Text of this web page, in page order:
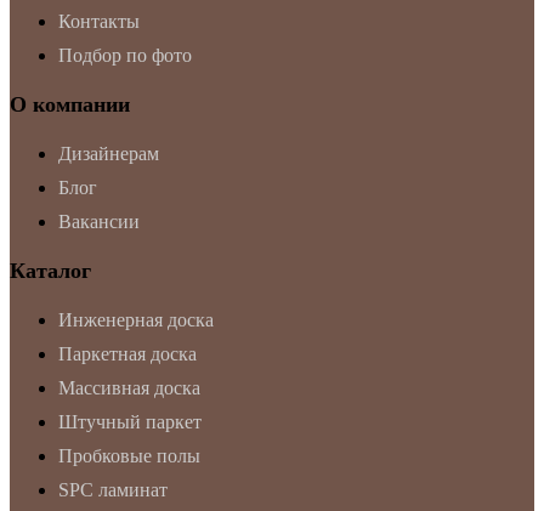
Контакты
Подбор по фото
О компании
Дизайнерам
Блог
Вакансии
Каталог
Инженерная доска
Паркетная доска
Массивная доска
Штучный паркет
Пробковые полы
SPC ламинат